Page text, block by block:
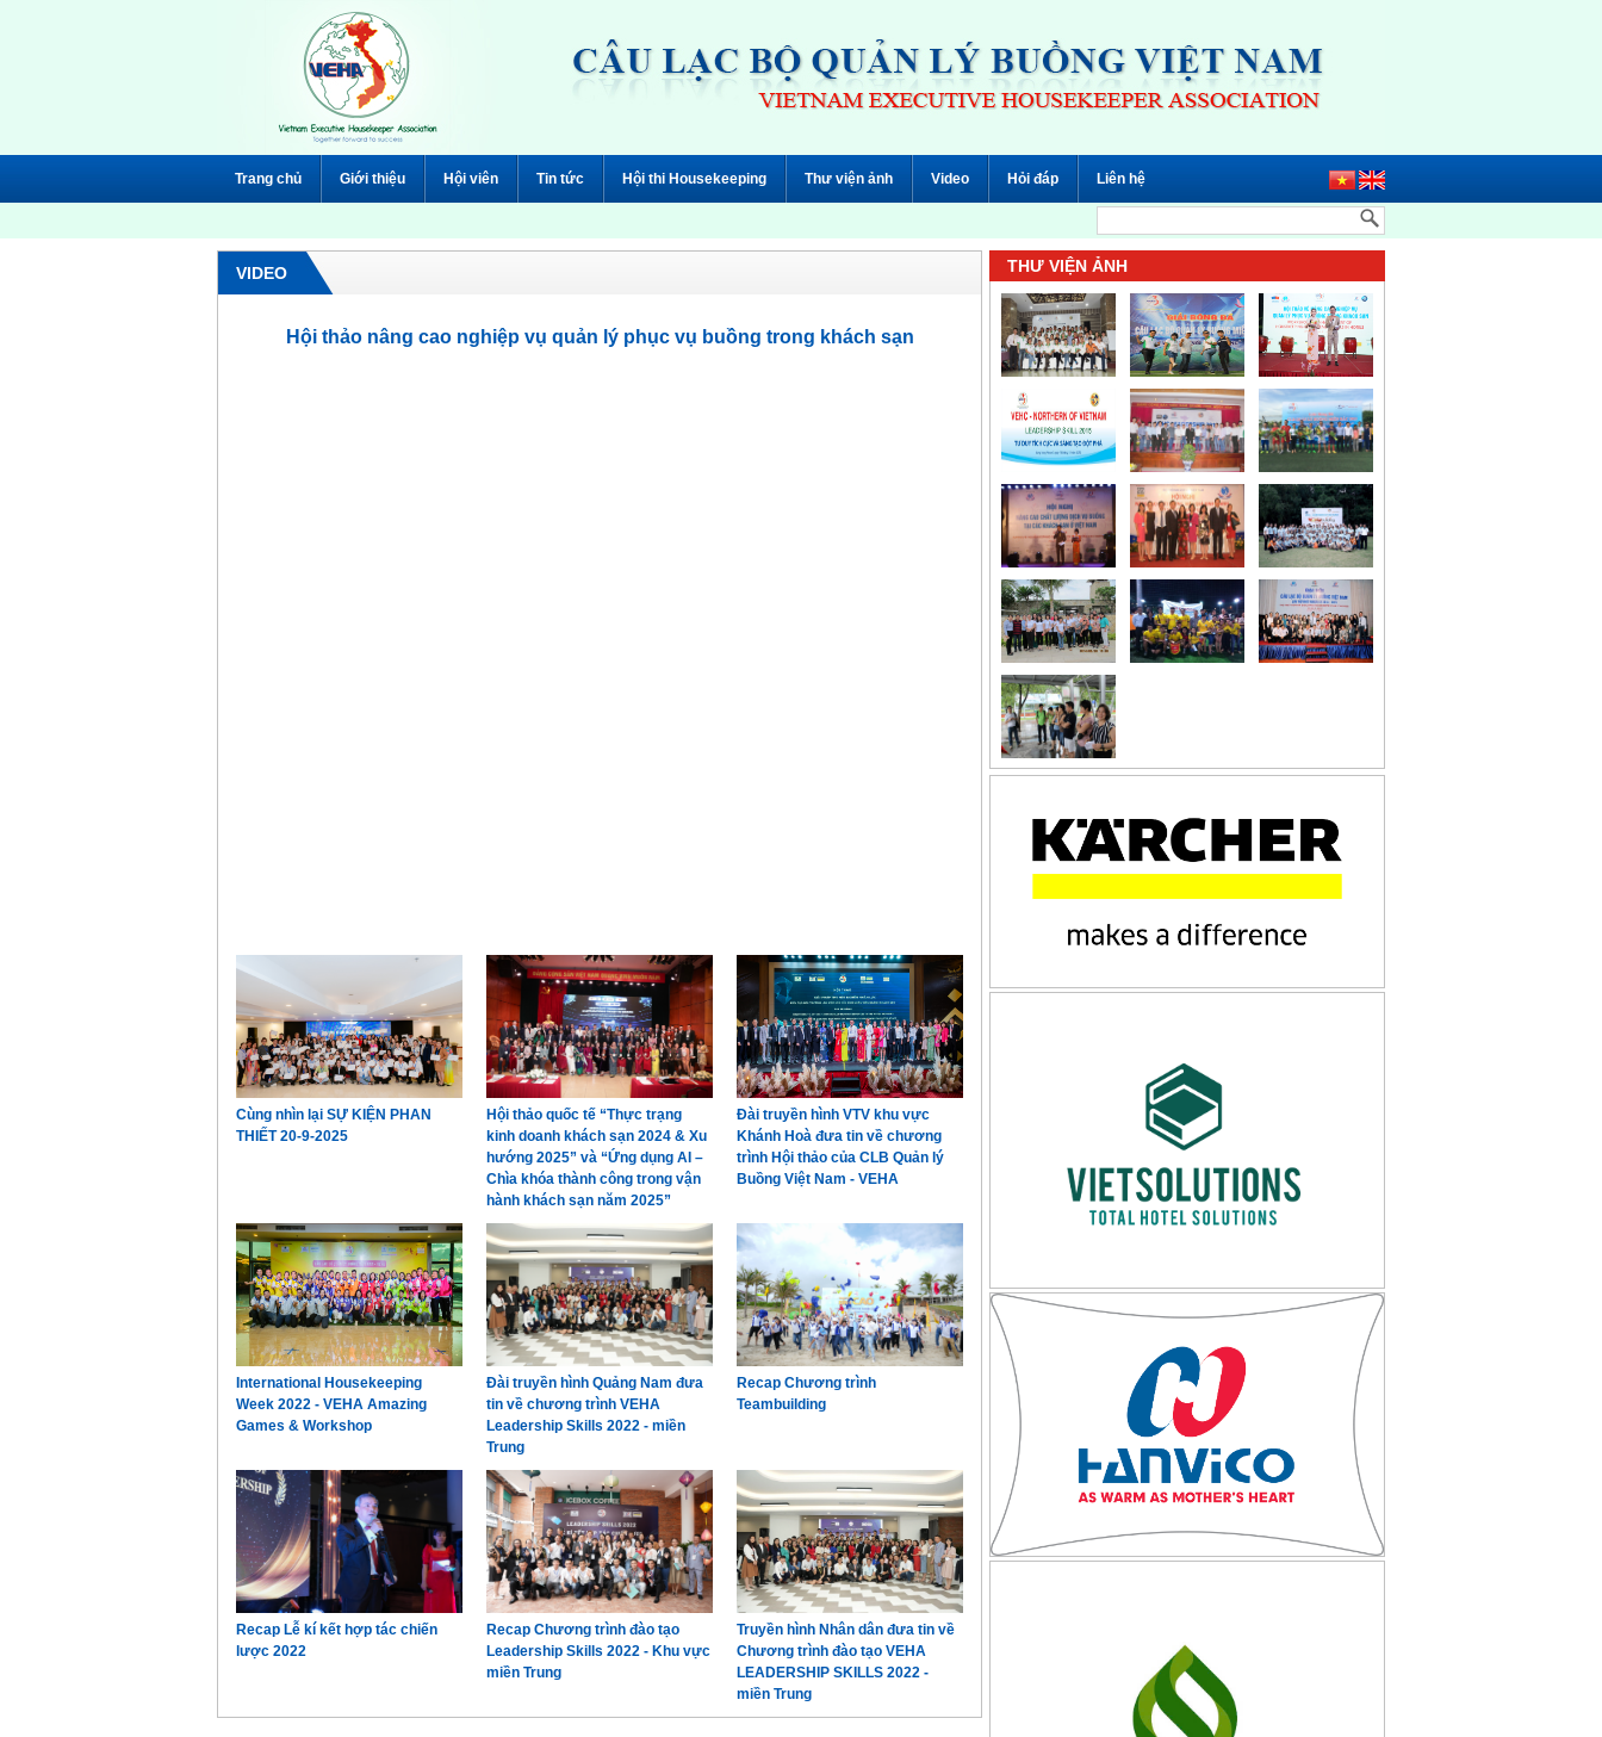
Trang chủ Giới thiệu Hội viên Tin tức Hội thi Housekeeping Thư viện ảnh Video Hỏi đáp Liên hệ
VIDEO
Hội thảo nâng cao nghiệp vụ quản lý phục vụ buồng trong khách sạn
Cùng nhìn lại SỰ KIỆN PHAN
THIẾT 20-9-2025
Hội thảo quốc tế “Thực trạng
kinh doanh khách sạn 2024 & Xu
hướng 2025” và “Ứng dụng AI –
Chìa khóa thành công trong vận
hành khách sạn năm 2025”
Đài truyền hình VTV khu vực
Khánh Hoà đưa tin về chương
trình Hội thảo của CLB Quản lý
Buồng Việt Nam - VEHA
International Housekeeping
Week 2022 - VEHA Amazing
Games & Workshop
Đài truyền hình Quảng Nam đưa
tin về chương trình VEHA
Leadership Skills 2022 - miền
Trung
Recap Chương trình
Teambuilding
Recap Lễ kí kết hợp tác chiến
lược 2022
Recap Chương trình đào tạo
Leadership Skills 2022 - Khu vực
miền Trung
Truyền hình Nhân dân đưa tin về
Chương trình đào tạo VEHA
LEADERSHIP SKILLS 2022 -
miền Trung
THƯ VIỆN ẢNH